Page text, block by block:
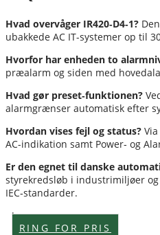
Hvad overvåger IR420‑D4‑1?
ubakkede AC IT-systemer op til
Hvorfor har enheden to
præalarm og siden med
Hvad gør preset‑funktionen?
alarmgrænser automatisk efter
Hvordan vises fejl og status?
AC-indikation samt Power‑ og
Er den egnet til danske
styrekredsløb i industrimiljøer
IEC‑standarder.
Lagervare
RING FOR PRIS